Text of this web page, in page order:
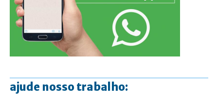
ajude nosso trabalho: